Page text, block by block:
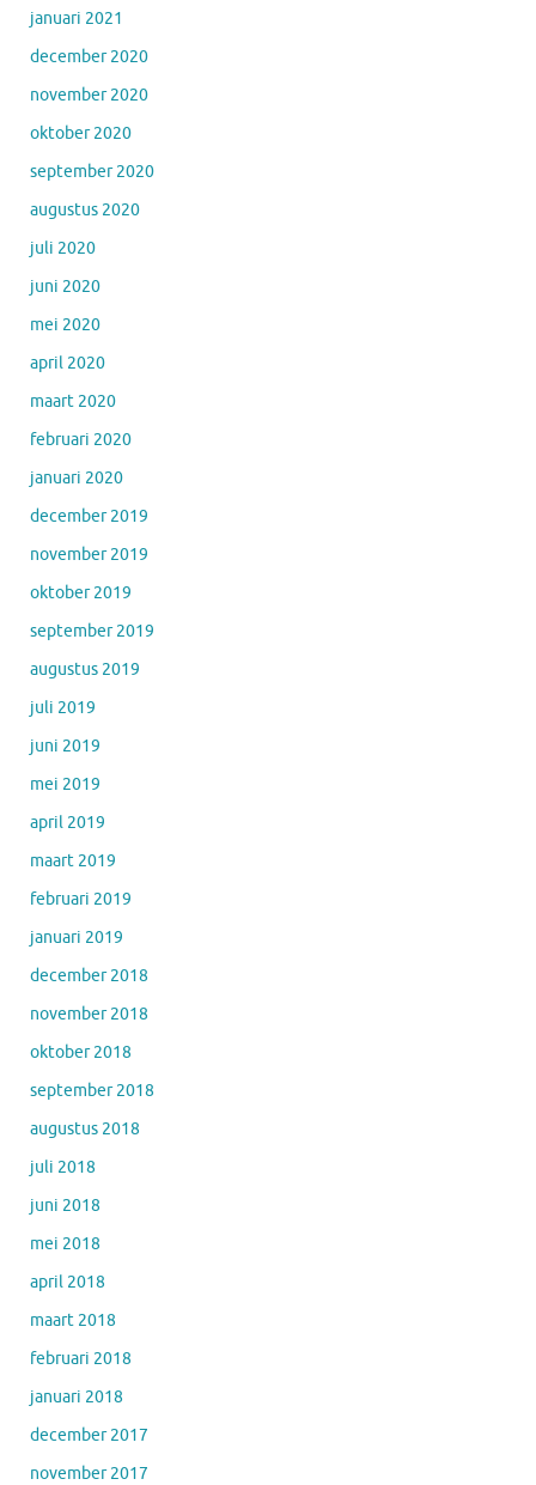
januari 2021
december 2020
november 2020
oktober 2020
september 2020
augustus 2020
juli 2020
juni 2020
mei 2020
april 2020
maart 2020
februari 2020
januari 2020
december 2019
november 2019
oktober 2019
september 2019
augustus 2019
juli 2019
juni 2019
mei 2019
april 2019
maart 2019
februari 2019
januari 2019
december 2018
november 2018
oktober 2018
september 2018
augustus 2018
juli 2018
juni 2018
mei 2018
april 2018
maart 2018
februari 2018
januari 2018
december 2017
november 2017